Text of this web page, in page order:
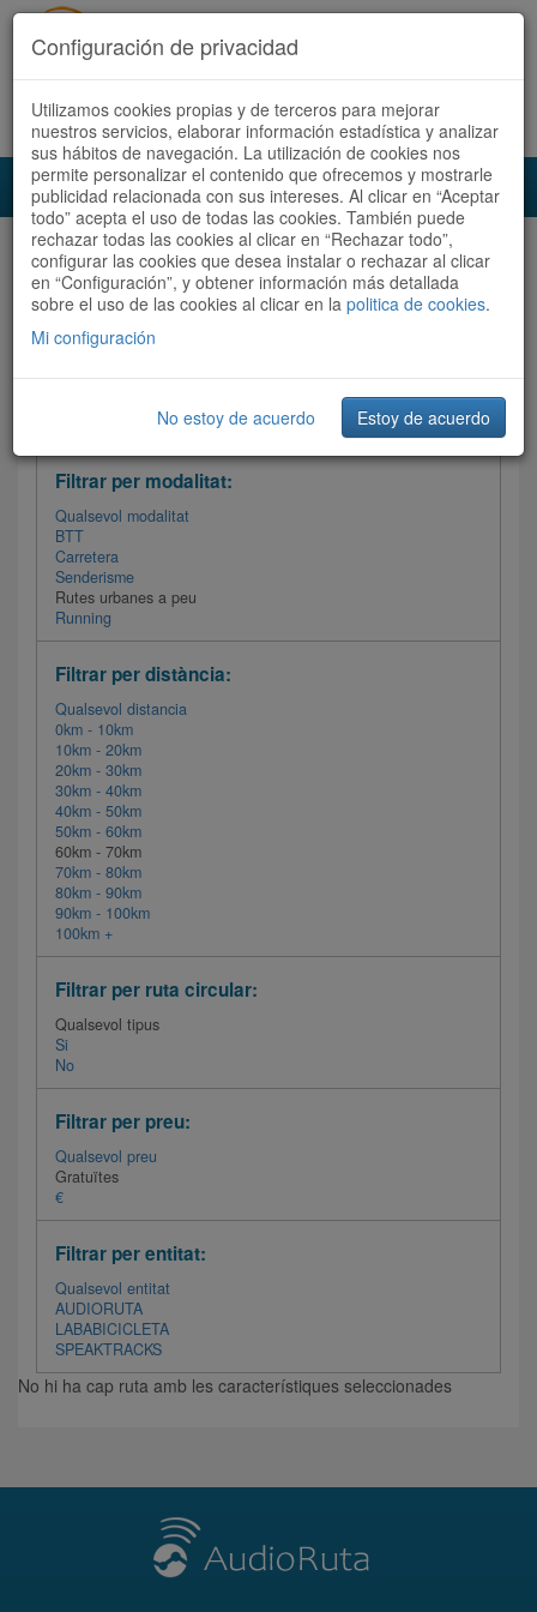
Accedeix Registra't ara Español Català
Audioruta Totes les rutes
Totes les rutes Ordenar per: Més recents / Dificultat
Filtrar les rutes
Filtrar per modalitat:
Qualsevol modalitat
BTT
Carretera
Senderisme
Rutes urbanes a peu
Running
Filtrar per distància:
Qualsevol distancia
0km - 10km
10km - 20km
20km - 30km
30km - 40km
40km - 50km
50km - 60km
60km - 70km
70km - 80km
80km - 90km
90km - 100km
100km +
Filtrar per ruta circular:
Qualsevol tipus
Si
No
Filtrar per preu:
Qualsevol preu
Gratuïtes
€
Filtrar per entitat:
Qualsevol entitat
AUDIORUTA
LABABICICLETA
SPEAKTRACKS
No hi ha cap ruta amb les característiques seleccionades
Configuración de privacidad
Utilizamos cookies propias y de terceros para mejorar
nuestros servicios, elaborar información estadística y analizar
sus hábitos de navegación. La utilización de cookies nos
permite personalizar el contenido que ofrecemos y mostrarle
publicidad relacionada con sus intereses. Al clicar en “Aceptar
todo” acepta el uso de todas las cookies. También puede
rechazar todas las cookies al clicar en “Rechazar todo”,
configurar las cookies que desea instalar o rechazar al clicar
en “Configuración”, y obtener información más detallada
sobre el uso de las cookies al clicar en la politica de cookies.
Mi configuración
No estoy de acuerdo Estoy de acuerdo